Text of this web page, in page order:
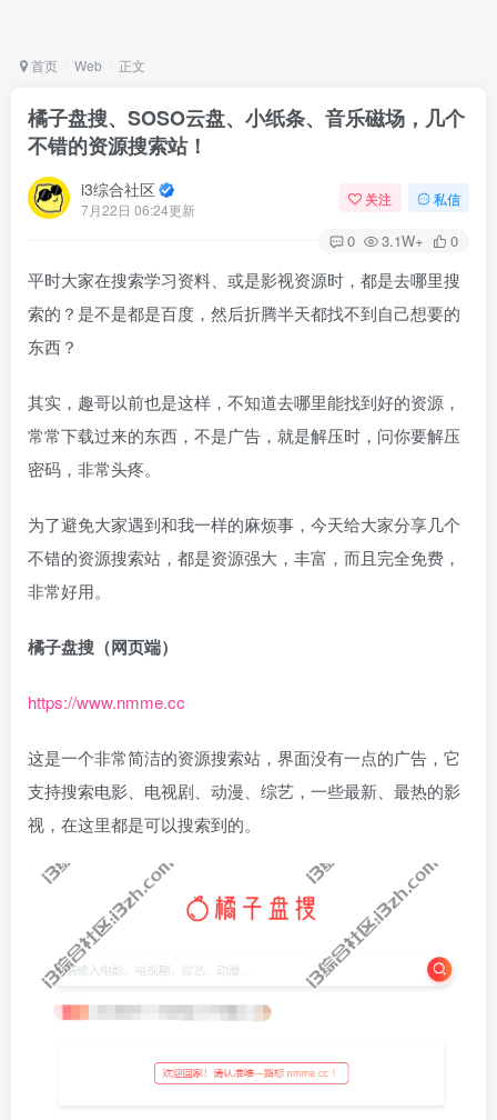
首页 Web 正文
橘子盘搜、SOSO云盘、小纸条、音乐磁场，几个
不错的资源搜索站！
i3综合社区
7月22日 06:24更新
关注 私信
0 3.1W+ 0
平时大家在搜索学习资料、或是影视资源时，都是去哪里搜
索的？是不是都是百度，然后折腾半天都找不到自己想要的
东西？
其实，趣哥以前也是这样，不知道去哪里能找到好的资源，
常常下载过来的东西，不是广告，就是解压时，问你要解压
密码，非常头疼。
为了避免大家遇到和我一样的麻烦事，今天给大家分享几个
不错的资源搜索站，都是资源强大，丰富，而且完全免费，
非常好用。
橘子盘搜（网页端）
https://www.nmme.cc
这是一个非常简洁的资源搜索站，界面没有一点的广告，它
支持搜索电影、电视剧、动漫、综艺，一些最新、最热的影
视，在这里都是可以搜索到的。